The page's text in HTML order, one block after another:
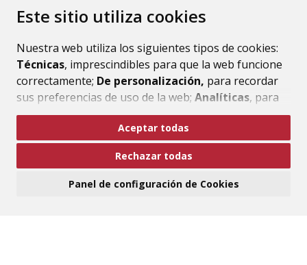
Este sitio utiliza cookies
Nuestra web utiliza los siguientes tipos de cookies:
Técnicas, imprescindibles para que la web funcione
correctamente; De personalización, para recordar
sus preferencias de uso de la web; Analíticas, para
mejorar el funcionamiento de la web y sus servicios.
Si acepta pulsando el botón“Aceptar todas”
consideramos que acepta su uso. Si pulsa el botón
ninguna acción, se guardarán las cookies técnicas
Aceptar todas
Rechazar todas
Panel de configuración de Cookies